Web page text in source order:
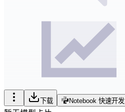
下载 Notebook 快速开发